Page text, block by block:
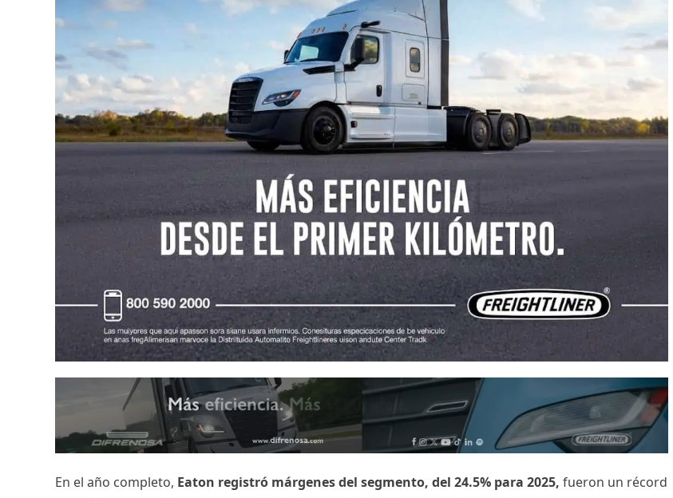
En el año completo, Eaton registró márgenes del segmento, del 24.5% para 2025,fueron un récord